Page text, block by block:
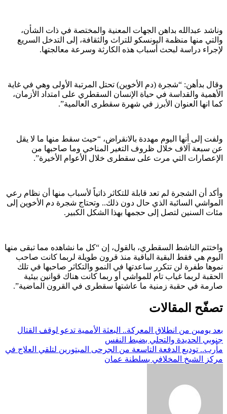
وناشد عبدالله بداهن الجهات المعنية والمختصة في ذات الشأن،
والتي منها منظمة اليونسكو للتراث والثقافة، إلى التدخل السريع
لإجراء دراسة لبحث أسباب هذه الكارثة وسرعة معالجتها.
وقال بدأهن: “شجرة (دم الأخوين) تحتل المرتبة الأولى وهي في غاية
الأهمية والقداسة في حياة الإنسان السقطري على امتداد الأزمان،
كما انها العنوان الأبرز في شهرة سقطرى العالمية”.
ولفت إلى أنها اليوم مهددة بالانقراض، “حيث سقط منها ما لا يقل
عن سبعة آلاف خلال ظروف التغير المناخي وما صاحبها من
الإعصارات التي مرت على سقطرى خلال الأعوام الأخيرة”.
وأكد أن الشجرة لم تعد قابلة للتكاثر ذاتياً لأسباب منها أن نظام رعي
المواشي السائبة الذي حال دون ذلك.. وتحتاج شجرة دم الأخوين إلى
مئات السنين لتصل إلى حجمها بهذا الشكل الكبير.
واختتم الناشط السقطري، بالقول، إن “كل ما نشاهده مما تبقى منها
اليوم هي فقط البقية الباقية منذ قرون طويلة لربما كانت صاحب
نموها طفرة لن تتكرر ساعدتها في النمو والتكاثر صاحبها في تلك
الحقبة لربما غياب تام للمواشي أو ربما كانت هناك قوانين بيئية
صارمة في حقبة زمنية ما عاشتها سقطرى في القرون الماضية”.
تصفّح المقالات
بعد يومين من انطلاق المعركة.. البعثة الأممية تدعو لوقف القتال
جنوبي الحديدة والتحلي بضبط النفس
مأرب.. توديع الدفعة التاسعة من الجرحى المبتورين لتلقي العلاج في
مركز الشيخ المخلافي بسلطنة عمان